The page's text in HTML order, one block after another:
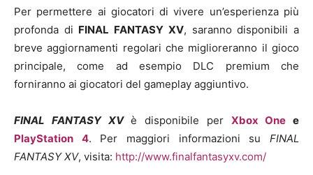
Per permettere ai giocatori di vivere un’esperienza più
profonda di FINAL FANTASY XV, saranno disponibili a
breve aggiornamenti regolari che miglioreranno il gioco
principale, come ad esempio DLC premium che
forniranno ai giocatori del gameplay aggiuntivo.
FINAL FANTASY XVè disponibile per Xbox One e
PlayStation 4. Per maggiori informazioni suFINAL
FANTASY XV, visita: http://www.finalfantasyxv.com/